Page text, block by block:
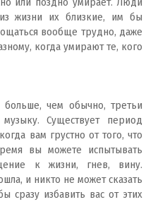
жизни их близкие, им бы
вообще трудно, даже
когда умирают те, кого
больше, чем обычно, третьи
Существует период
вам грустно от того, что
вы можете испытывать
к жизни, гнев, вину.
и никто не может сказать
сразу избавить вас от этих